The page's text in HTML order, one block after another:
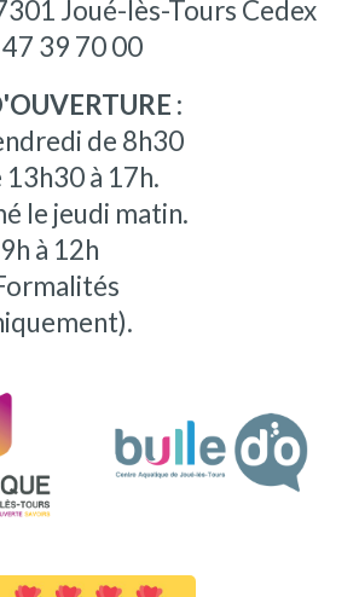
Joué-lès-Tours Cedex
39 70 00
:
de 8h30
à 17h.
le jeudi matin.
à 12h